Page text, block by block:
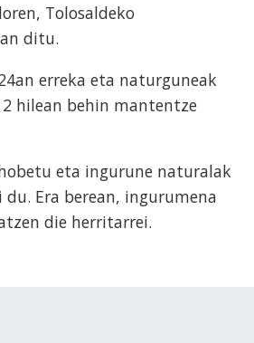
Tolosaldeko
ditu.
erreka eta naturguneak
hilean behin mantentze
eta ingurune naturalak
Era berean, ingurumena
die herritarrei.